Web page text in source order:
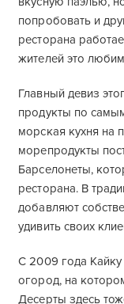
попробовать и
ресторана
жителей это
Главный девиз
продукты по
морская кухня на
морепродукты
Барселонеты,
ресторана. В
добавляют
удивить своих
С 2009 года
огород, на
Десерты здесь